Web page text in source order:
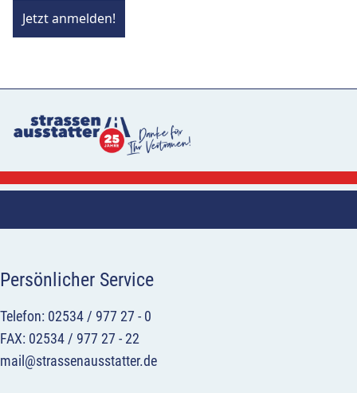
Jetzt anmelden!
Persönlicher Service
Telefon: 02534 / 977 27 - 0
FAX: 02534 / 977 27 - 22
mail@strassenausstatter.de